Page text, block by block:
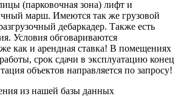
(парковочная зона) лифт и
марш. Имеются так же грузовой
дебаркадер. Также есть
Условия обговариваются
как и арендная ставка! В помещениях
срок сдачи в эксплуатацию конец
объектов направляется по запросу!
из нашей базы данных